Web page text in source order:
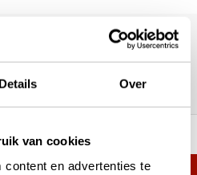
Details Over
van cookies
en advertenties te
our customers